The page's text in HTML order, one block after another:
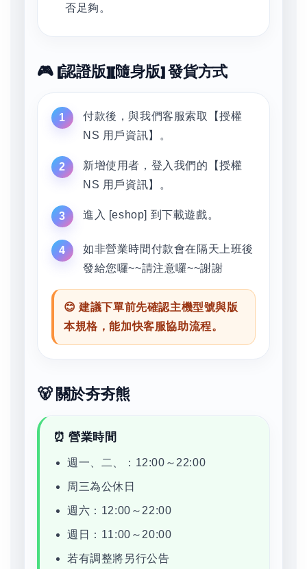
否足夠。
🎮 [認證版][隨身版] 發貨方式
付款後，與我們客服索取【授權
NS 用戶資訊】。
新增使用者，登入我們的【授權
NS 用戶資訊】。
進入 [eshop] 到下載遊戲。
如非營業時間付款會在隔天上班後
發給您囉~~請注意囉~~謝謝
😊 建議下單前先確認主機型號與版
本規格，能加快客服協助流程。
🐻 關於夯夯熊
⏰ 營業時間
週一、二、：12:00～22:00
周三為公休日
週六：12:00～22:00
週日：11:00～20:00
若有調整將另行公告